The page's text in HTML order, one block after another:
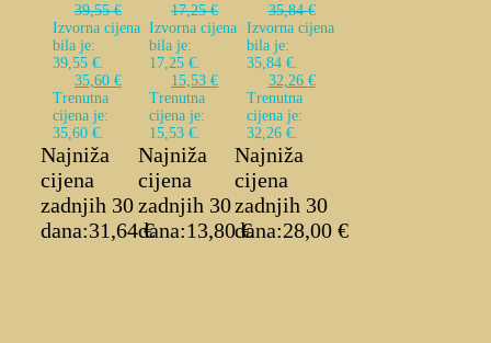
39,55€
Izvorna cijena
bila je:
39,55 €.
35,60 €
Trenutna
cijena je:
35,60 €.
Najniža
cijena
zadnjih 30
dana:31,64€
17,25€
Izvorna cijena
bila je:
17,25 €.
15,53€
Trenutna
cijena je:
15,53 €.
Najniža
cijena
zadnjih 30
dana:13,80€
35,84€
Izvorna cijena
bila je:
35,84 €.
32,26 €
Trenutna
cijena je:
32,26 €.
Najniža
cijena
zadnjih 30
dana:28,00€